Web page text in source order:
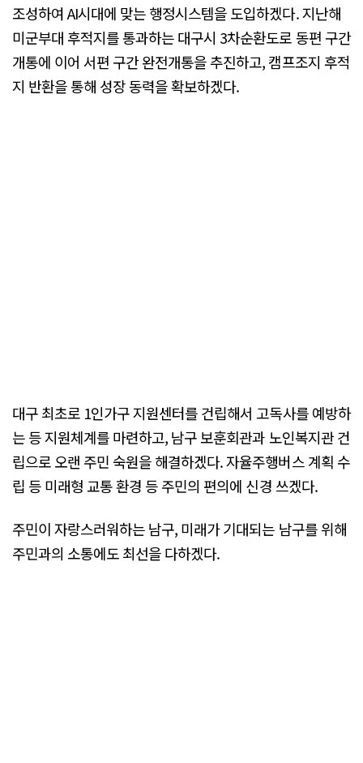
조성하여 AI시대에 맞는 행정시스템을 도입하겠다. 지난해
미군부대 후적지를 통과하는 대구시 3차순환도로 동편 구간
개통에 이어 서편 구간 완전개통을 추진하고, 캠프조지 후적
지 반환을 통해 성장 동력을 확보하겠다.
대구 최초로 1인가구 지원센터를 건립해서 고독사를 예방하
는 등 지원체계를 마련하고, 남구 보훈회관과 노인복지관 건
립으로 오랜 주민 숙원을 해결하겠다. 자율주행버스 계획 수
립 등 미래형 교통 환경 등 주민의 편의에 신경 쓰겠다.
주민이 자랑스러워하는 남구, 미래가 기대되는 남구를 위해
주민과의 소통에도 최선을 다하겠다.